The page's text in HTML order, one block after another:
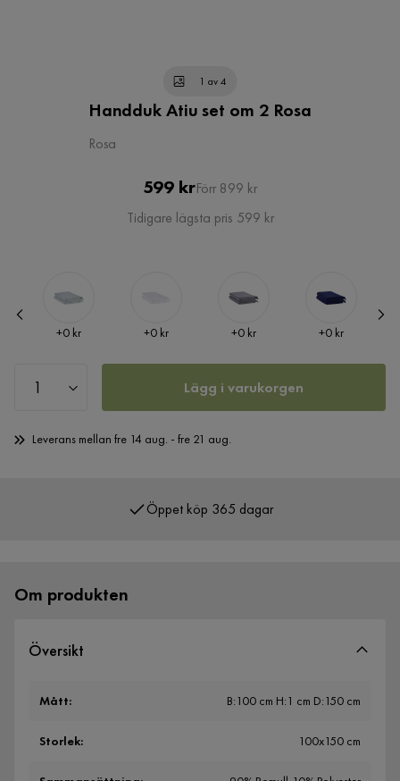
1 av 4
Handduk Atiu set om 2 Rosa
Rosa
Pris
599 krOriginal
Pris
Förr 899 kr
Tidigare lägsta pris 599 kr
Pris
+0 kr Pris
+0 kr Pris
+0 kr Pris
+0 kr
Lägg i varukorgen
Leverans mellan fre 14 aug. - fre 21 aug.
Om produkten
Översikt
Mått: B:100 cm H:1 cm D:150 cm
Storlek: 100x150 cm